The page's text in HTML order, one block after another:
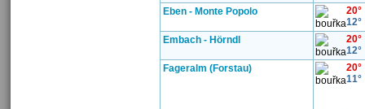
Eben - Monte Popolo
20°
12°
Embach - Hörndl
20°
12°
Fageralm (Forstau)
20°
11°